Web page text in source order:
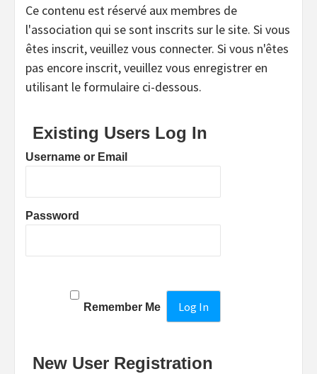
Ce contenu est réservé aux membres de
l'association qui se sont inscrits sur le site. Si vous
êtes inscrit, veuillez vous connecter. Si vous n'êtes
pas encore inscrit, veuillez vous enregistrer en
utilisant le formulaire ci-dessous.
Existing Users Log In
Username or Email
Password
Remember Me
New User Registration